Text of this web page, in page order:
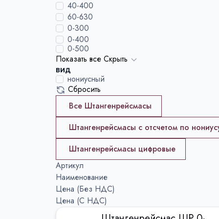
40-400
60-630
0-300
0-400
0-500
Показать все Скрыть
вид
нониусный
Сбросить
Все Штангенрейсмасы
Штангенрейсмасы с отсчетом по
Штангенрейсмасы цифровые
Артикул
Наименование
Цена (Без НДС)
Цена (С НДС)